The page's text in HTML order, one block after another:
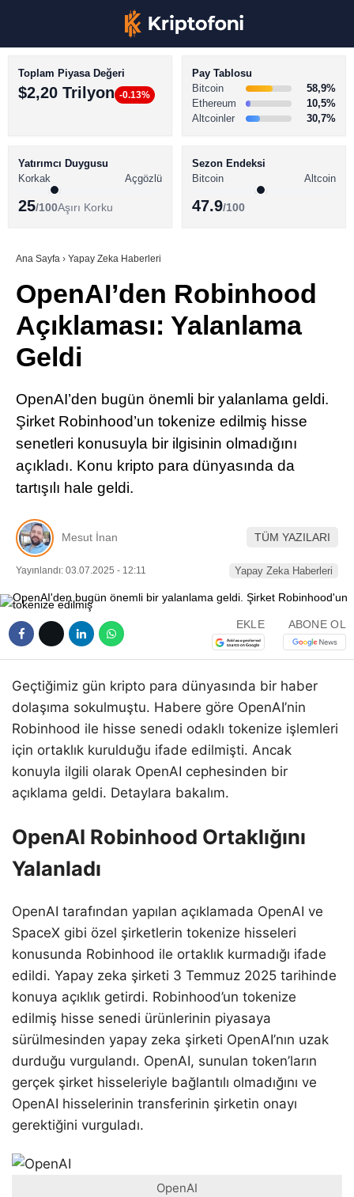
Youtube
TikTok
LinkedIn
Telegram
BİTCOİN HABERLERİ
ALTCOİN HABERLERİ
SÖZLÜK
Toplam Piyasa Değeri
$2,20 Trilyon -0.13%
Pay Tablosu
Bitcoin
58,9%
Ethereum
10,5%
Altcoinler
30,7%
Yatırımcı Duygusu
Korkak
Açgözlü
25/100Aşırı Korku
Sezon Endeksi
Bitcoin
Altcoin
47.9/100
Ana Sayfa › Yapay Zeka Haberleri
OpenAI’den Robinhood
Açıklaması: Yalanlama
Geldi
OpenAI’den bugün önemli bir yalanlama geldi.
Şirket Robinhood’un tokenize edilmiş hisse
senetleri konusuyla bir ilgisinin olmadığını
açıkladı. Konu kripto para dünyasında da
tartışılı hale geldi.
Mesut İnan TÜM YAZILARI
Yayınlandı: 03.07.2025 - 12:11 Yapay Zeka Haberleri
EKLE ABONE OL
Geçtiğimiz gün kripto para dünyasında bir haber
dolaşıma sokulmuştu. Habere göre OpenAI’nin
Robinhood ile hisse senedi odaklı tokenize işlemleri
için ortaklık kurulduğu ifade edilmişti. Ancak
konuyla ilgili olarak OpenAI cephesinden bir
açıklama geldi. Detaylara bakalım.
OpenAI Robinhood Ortaklığını
Yalanladı
OpenAI tarafından yapılan açıklamada OpenAI ve
SpaceX gibi özel şirketlerin tokenize hisseleri
konusunda Robinhood ile ortaklık kurmadığı ifade
edildi. Yapay zeka şirketi 3 Temmuz 2025 tarihinde
konuya açıklık getirdi. Robinhood’un tokenize
edilmiş hisse senedi ürünlerinin piyasaya
sürülmesinden yapay zeka şirketi OpenAI’nın uzak
durduğu vurgulandı. OpenAI, sunulan token’ların
gerçek şirket hisseleriyle bağlantılı olmadığını ve
OpenAI hisselerinin transferinin şirketin onayı
gerektiğini vurguladı.
OpenAI